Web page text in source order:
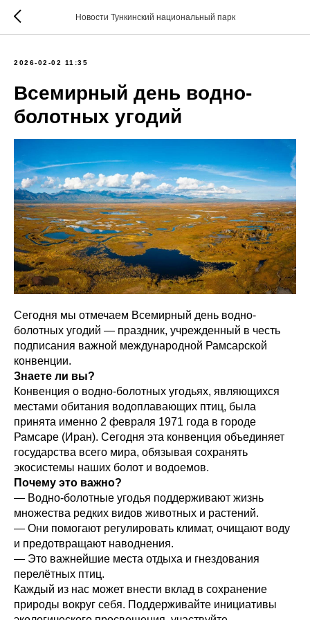
Новости Тункинский национальный парк
2026-02-02 11:35
Всемирный день водно-
болотных угодий
Сегодня мы отмечаем Всемирный день водно-
болотных угодий — праздник, учрежденный в честь
подписания важной международной Рамсарской
конвенции.
Знаете ли вы?
Конвенция о водно-болотных угодьях, являющихся
местами обитания водоплавающих птиц, была
принята именно 2 февраля 1971 года в городе
Рамсаре (Иран). Сегодня эта конвенция объединяет
государства всего мира, обязывая сохранять
экосистемы наших болот и водоемов.
Почему это важно?
— Водно-болотные угодья поддерживают жизнь
множества редких видов животных и растений.
— Они помогают регулировать климат, очищают воду
и предотвращают наводнения.
— Это важнейшие места отдыха и гнездования
перелётных птиц.
Каждый из нас может внести вклад в сохранение
природы вокруг себя. Поддерживайте инициативы